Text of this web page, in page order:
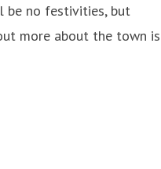
be no festivities, but
more about the town is